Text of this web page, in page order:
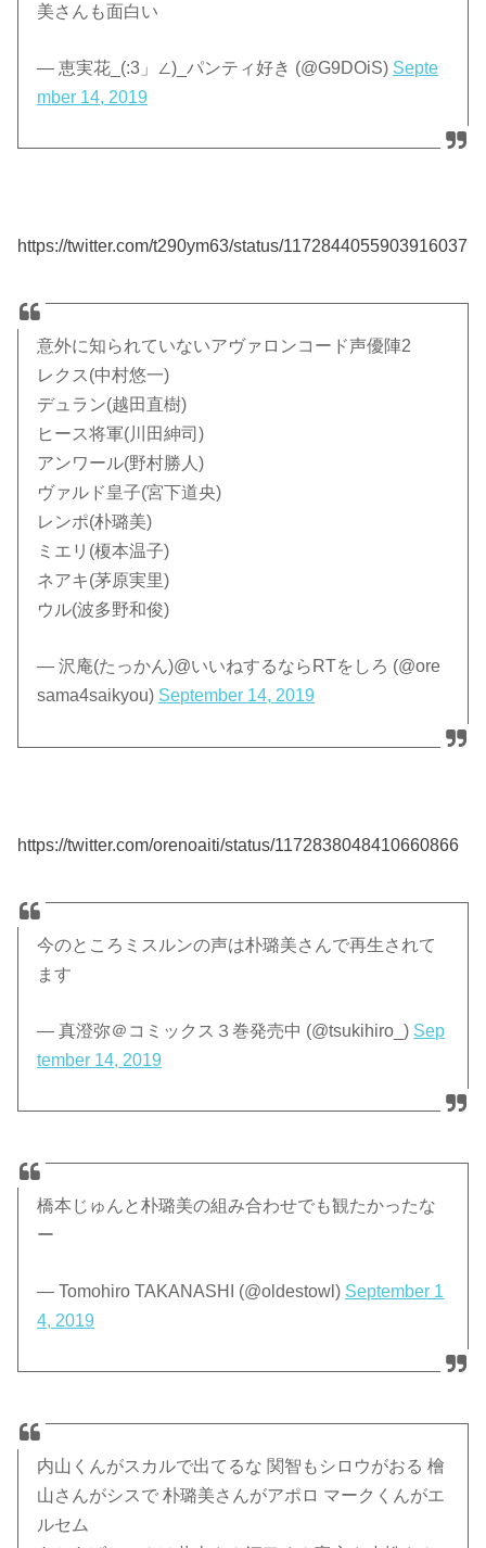
美さんも面白い
— 恵実花_(:3」∠)_パンティ好き (@G9DOiS) Septe
mber 14, 2019
https://twitter.com/t290ym63/status/1172844055903916037
意外に知られていないアヴァロンコード声優陣2
レクス(中村悠一)
デュラン(越田直樹)
ヒース将軍(川田紳司)
アンワール(野村勝人)
ヴァルド皇子(宮下道央)
レンポ(朴璐美)
ミエリ(榎本温子)
ネアキ(茅原実里)
ウル(波多野和俊)
— 沢庵(たっかん)@いいねするならRTをしろ (@ore
sama4saikyou) September 14, 2019
https://twitter.com/orenoaiti/status/1172838048410660866
今のところミスルンの声は朴璐美さんで再生されて
ます
— 真澄弥＠コミックス３巻発売中 (@tsukihiro_) Sep
tember 14, 2019
橋本じゅんと朴璐美の組み合わせでも観たかったな
ー
— Tomohiro TAKANASHI (@oldestowl) September 1
4, 2019
内山くんがスカルで出てるな 関智もシロウがおる 檜
山さんがシスで 朴璐美さんがアポロ マークくんがエ
ルセム